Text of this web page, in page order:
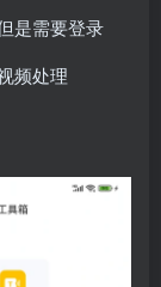
是需要登录
频处理